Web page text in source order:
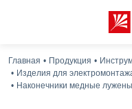
Главная Продукция
Изделия для
Наконечники медные